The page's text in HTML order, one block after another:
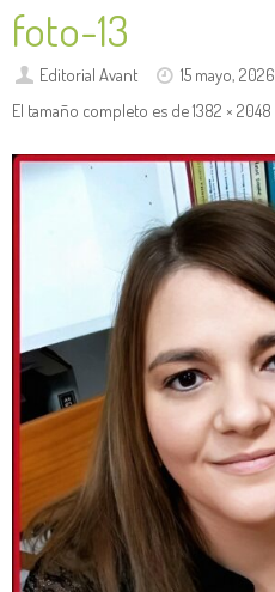
foto-13
Editorial Avant
15 mayo, 2026
El tamaño completo es de1382 × 2048